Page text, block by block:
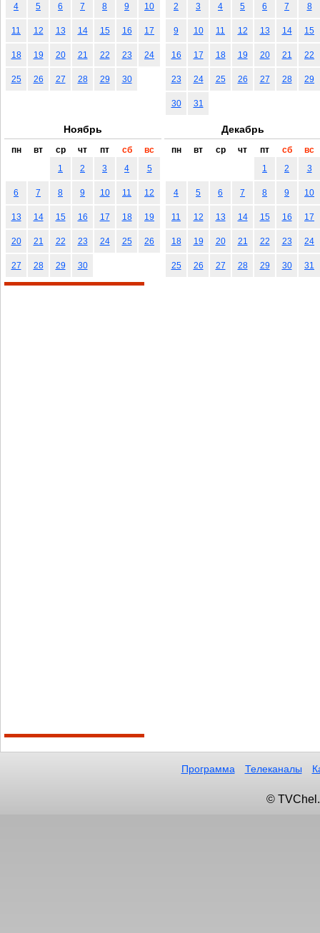
4 5 6 7 8 9 10
11 12 13 14 15 16 17
18 19 20 21 22 23 24
25 26 27 28 29 30
2 3 4 5 6 7 8
9 10 11 12 13 14 15
16 17 18 19 20 21 22
23 24 25 26 27 28 29
30 31
Ноябрь
пн вт ср чт пт сб
вс
1
2 3 4 5
6 7 8 9 10 11 12
13 14 15 16 17 18 19
20 21 22 23 24 25 26
27 28 29 30
Декабрь
пн вт ср чт пт сб
вс
1
2 3
4 5 6 7 8 9 10
11 12 13 14 15 16 17
18 19 20 21 22 23 24
25 26 27 28 29 30 31
Программа Телеканалы
©